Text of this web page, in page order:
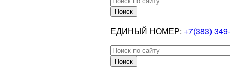
ЕДИНЫЙ НОМЕР: +7(383)